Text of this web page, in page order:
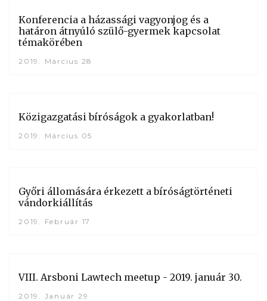
Konferencia a házassági vagyonjog és a
határon átnyúló szülő-gyermek kapcsolat
témakörében
2019. Március 28
Közigazgatási bíróságok a gyakorlatban!
2019. Március 05
Győri állomására érkezett a bíróságtörténeti
vándorkiállítás
2019. Február 17
VIII. Arsboni Lawtech meetup - 2019. január 30.
2019. Január 29